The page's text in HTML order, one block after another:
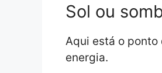
Sol ou
Aqui está o
energia.